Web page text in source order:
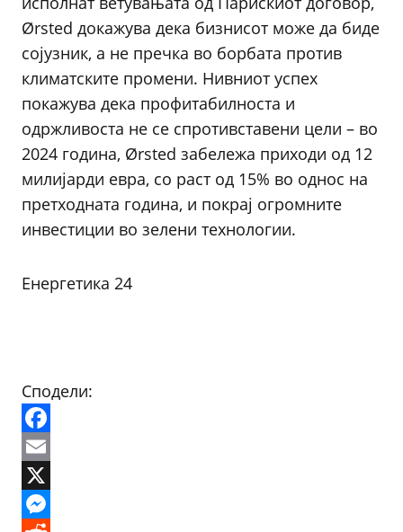
Ørsted докажува дека бизнисот може да биде
сојузник, а не пречка во борбата против
климатските промени. Нивниот успех
покажува дека профитабилноста и
одржливоста не се спротивставени цели – во
2024 година, Ørsted забележа приходи од 12
милијарди евра, со раст од 15% во однос на
претходната година, и покрај огромните
инвестиции во зелени технологии.
Енергетика 24
Сподели:
Facebook
Email
X